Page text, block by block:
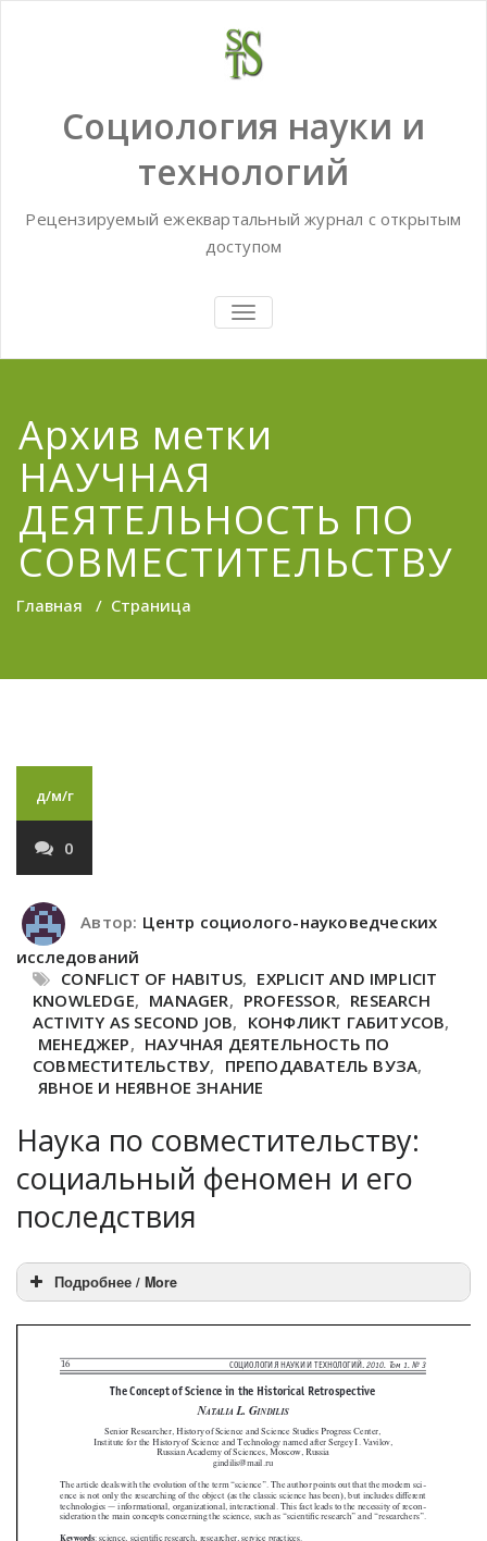
Социология науки и
технологий
Рецензируемый ежеквартальный журнал с открытым
доступом
TOGGLE
NAVIGATION
Архив метки
НАУЧНАЯ
ДЕЯТЕЛЬНОСТЬ ПО
СОВМЕСТИТЕЛЬСТВУ
Главная / Страница
д/м/г
0
Автор: Центр социолого-науковедческих
исследований
CONFLICT OF HABITUS, EXPLICIT AND IMPLICIT
KNOWLEDGE, MANAGER, PROFESSOR, RESEARCH
ACTIVITY AS SECOND JOB, КОНФЛИКТ ГАБИТУСОВ,
МЕНЕДЖЕР, НАУЧНАЯ ДЕЯТЕЛЬНОСТЬ ПО
СОВМЕСТИТЕЛЬСТВУ, ПРЕПОДАВАТЕЛЬ ВУЗА,
ЯВНОЕ И НЕЯВНОЕ ЗНАНИЕ
Наука по совместительству:
социальный феномен и его
последствия
Подробнее / More